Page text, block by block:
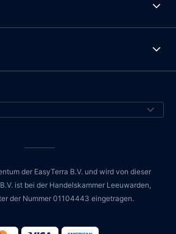
der EasyTerra B.V. und wird von dieser
ist bei der Handelskammer Leeuwarden,
der Nummer 01104443 eingetragen.